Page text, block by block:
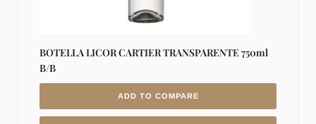
BOTELLA LICOR CARTIER TRANSPARENTE 750ml
B/B
ADD TO COMPARE